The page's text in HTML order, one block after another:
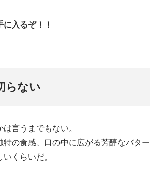
入るぞ！！
らない
言うまでもない。
の食感、口の中に広がる芳醇なバター
くらいだ。